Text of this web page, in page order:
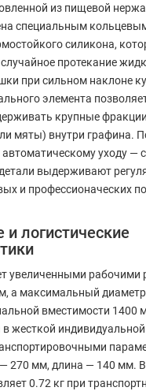
из пищевой
специальным
силикона,
протекание
при сильном наклоне
элемента
крупные
мяты) внутри графина.
уходу —
выдерживают
и профессионаческих
и логистические
увеличенными рабочими
а максимальный
вместимости 1400
в жесткой
270 мм, длина — 140 мм.
0.72 кг при